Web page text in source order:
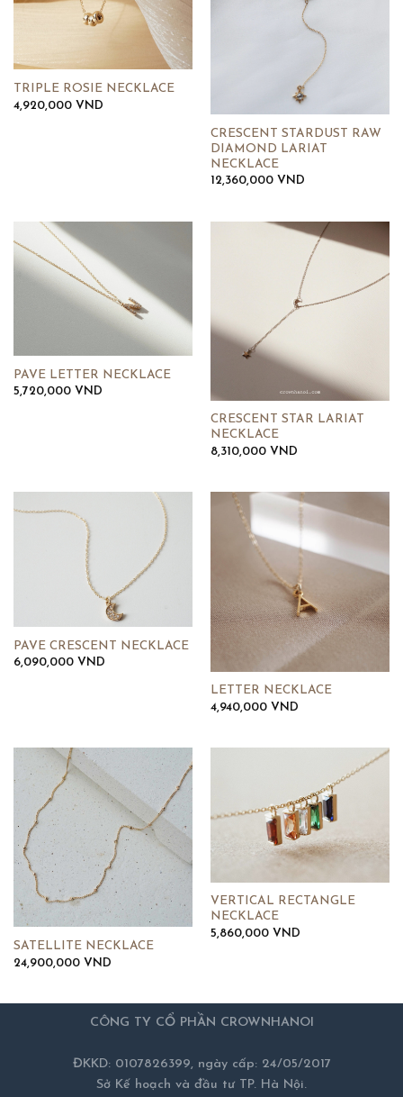
TRIPLE ROSIE NECKLACE
4,920,000 VND
CRESCENT STARDUST RAW
DIAMOND LARIAT
NECKLACE
12,360,000 VND
PAVE LETTER NECKLACE
5,720,000 VND
CRESCENT STAR LARIAT
NECKLACE
8,310,000 VND
PAVE CRESCENT NECKLACE
6,090,000 VND
LETTER NECKLACE
4,940,000 VND
SATELLITE NECKLACE
24,900,000 VND
VERTICAL RECTANGLE
NECKLACE
5,860,000 VND
CÔNG TY CỔ PHẦN CROWNHANOI
ĐKKD: 0107826399, ngày cấp: 24/05/2017
Sở Kế hoạch và đầu tư TP. Hà Nội.